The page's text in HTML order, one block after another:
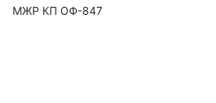
МЖР КП ОФ-847